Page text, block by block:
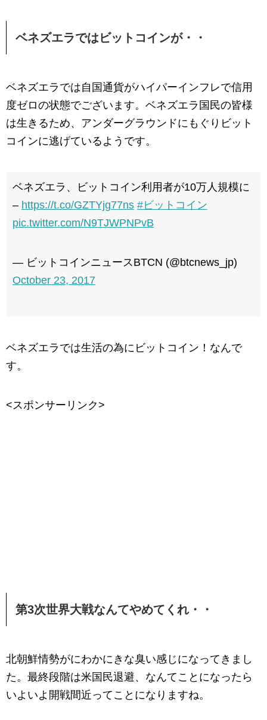
ベネズエラではビットコインが・・
ベネズエラでは自国通貨がハイパーインフレで信用
度ゼロの状態でございます。ベネズエラ国民の皆様
は生きるため、アンダーグラウンドにもぐりビット
コインに逃げているようです。
ベネズエラ、ビットコイン利用者が10万人規模に
– https://t.co/GZTYjg77ns #ビットコイン
pic.twitter.com/N9TJWPNPvB
— ビットコインニュースBTCN (@btcnews_jp)
October 23, 2017
ベネズエラでは生活の為にビットコイン！なんで
す。
<スポンサーリンク>
第3次世界大戦なんてやめてくれ・・
北朝鮮情勢がにわかにきな臭い感じになってきまし
た。最終段階は米国民退避、なんてことになったら
いよいよ開戦間近ってことになりますね。